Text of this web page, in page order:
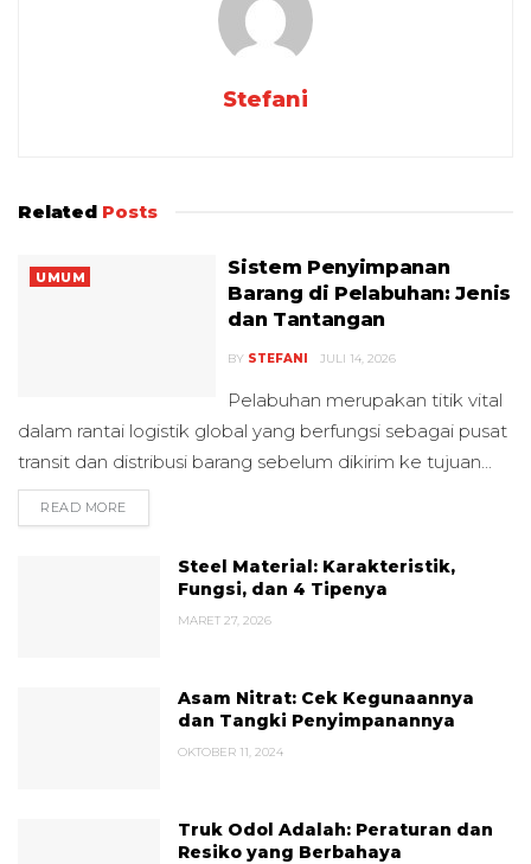
Stefani
Related Posts
UMUM
Sistem Penyimpanan
Barang di Pelabuhan: Jenis
dan Tantangan
BY STEFANI JULI 14, 2026
Pelabuhan merupakan titik vital
dalam rantai logistik global yang berfungsi sebagai pusat
transit dan distribusi barang sebelum dikirim ke tujuan...
READ MORE
Steel Material: Karakteristik,
Fungsi, dan 4 Tipenya
MARET 27, 2026
Asam Nitrat: Cek Kegunaannya
dan Tangki Penyimpanannya
OKTOBER 11, 2024
Truk Odol Adalah: Peraturan dan
Resiko yang Berbahaya